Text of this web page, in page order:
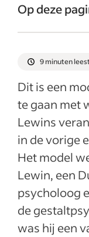
Op deze
Lewins
Nadelen
Voordelen
Recente
9 minuten
Dit is een
te gaan met
Lewins
in de vorige
Het model
Lewin, een
psycholoog
de
was hij een